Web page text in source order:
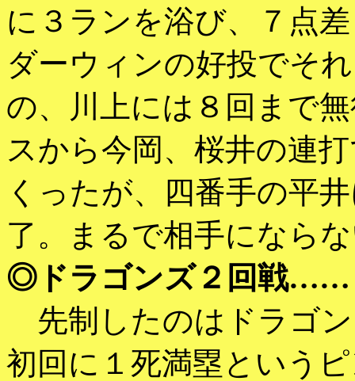
に３ランを浴び、７点
ダーウィンの好投でそ
の、川上には８回まで
スから今岡、桜井の連
くったが、四番手の平
了。まるで相手になら
◎ドラゴンズ２回戦……
先制したのはドラゴ
初回に１死満塁という